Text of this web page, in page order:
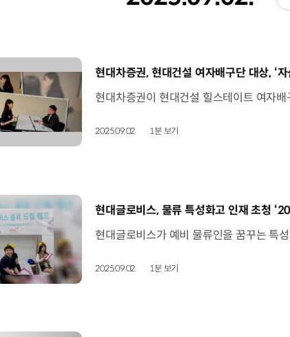
[동영상]
현대차증권, 현대건설 여자배구단 대상, ‘자
2025.09.02. 1분 보기
[동영상]
현대글로비스, 물류 특성화고 인재 초청
2025.09.02. 1분 보기